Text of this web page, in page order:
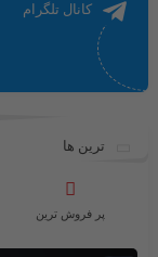
کانال تلگرام
ترین ها
پر فروش ترین